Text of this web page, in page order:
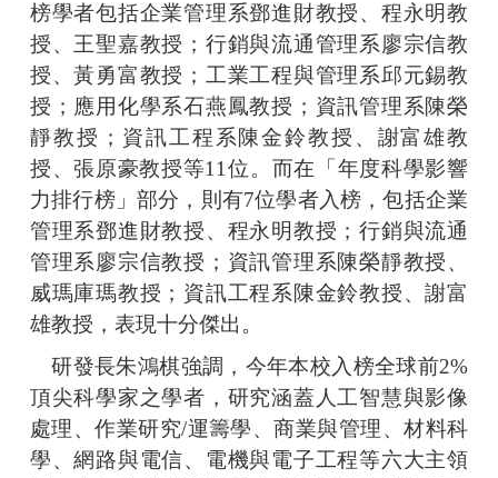
榜學者包括企業管理系鄧進財教授、程永明教
授、王聖嘉教授；行銷與流通管理系廖宗信教
授、黃勇富教授；工業工程與管理系邱元錫教
授；應用化學系石燕鳳教授；資訊管理系陳榮
靜教授；資訊工程系陳金鈴教授、謝富雄教
授、張原豪教授等11位。而在「年度科學影響
力排行榜」部分，則有7位學者入榜，包括企業
管理系鄧進財教授、程永明教授；行銷與流通
管理系廖宗信教授；資訊管理系陳榮靜教授、
威瑪庫瑪教授；資訊工程系陳金鈴教授、謝富
雄教授，表現十分傑出。
研發長朱鴻棋強調，今年本校入榜全球前2%
頂尖科學家之學者，研究涵蓋人工智慧與影像
處理、作業研究/運籌學、商業與管理、材料科
學、網路與電信、電機與電子工程等六大主領